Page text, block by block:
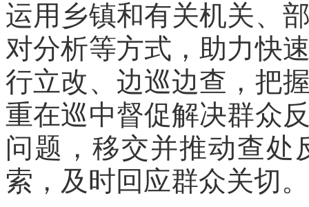
运用乡镇和有关机关、
对分析等方式，助力快
行立改、边巡边查，把
重在巡中督促解决群众
问题，移交并推动查处
索，及时回应群众关切。